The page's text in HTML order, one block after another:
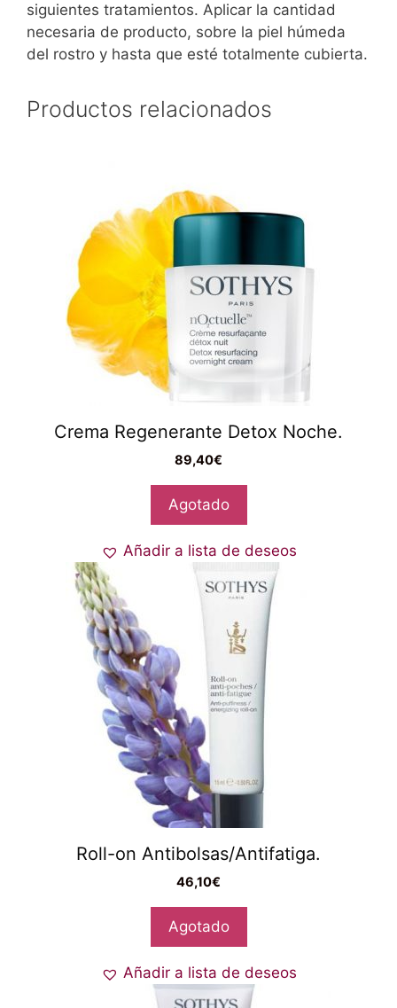
siguientes tratamientos. Aplicar la cantidad
necesaria de producto, sobre la piel húmeda
del rostro y hasta que esté totalmente cubierta.
Productos relacionados
Crema Regenerante Detox Noche.
89,40€
Agotado
Añadir a lista de deseos
Roll-on Antibolsas/Antifatiga.
46,10€
Agotado
Añadir a lista de deseos